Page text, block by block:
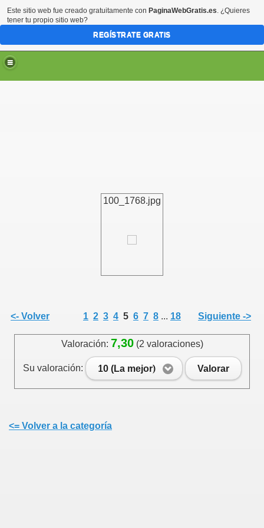
100_1768.jpg
<- Volver 1 2 3 4 5 6 7 8 ... 18 Siguiente ->
Valoración: 7,30(2 valoraciones)
Su valoración: 10 (La mejor) Valorar
<= Volver a la categoría
Este sitio web fue creado gratuitamente con PaginaWebGratis.es. ¿Quieres
tener tu propio sitio web?
REGÍSTRATE GRATIS